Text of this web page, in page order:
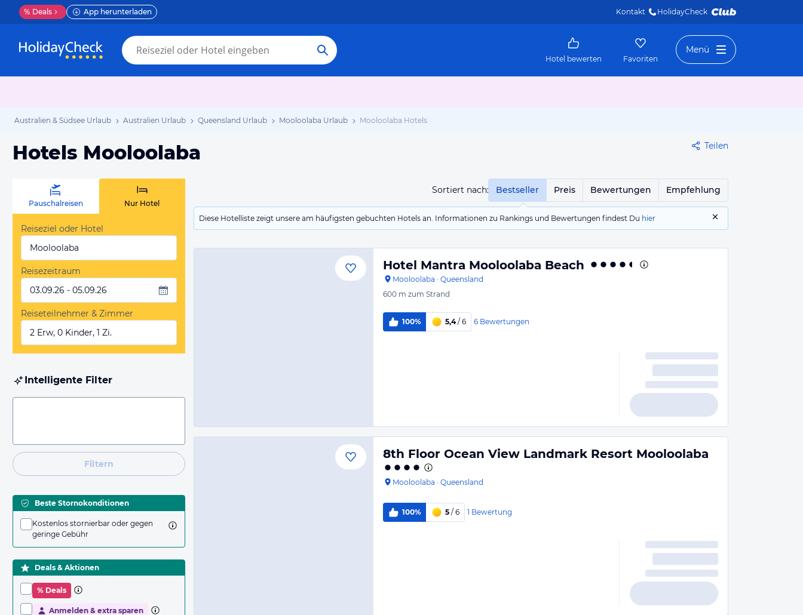
% Deals App herunterladen Kontakt HolidayCheck
Hotel bewerten Favoriten
Menü
Australien & Südsee Urlaub Australien Urlaub Queensland Urlaub Mooloolaba Urlaub Mooloolaba Hotels
Hotels Mooloolaba Teilen
Sortiert nach: Bestseller Preis Bewertungen Empfehlung
Diese Hotelliste zeigt unsere am häufigsten gebuchten Hotels an. Informationen zu Rankings und Bewertungen findest Du hier
Pauschalreisen Nur Hotel
Reiseziel oder Hotel
Mooloolaba
Reisezeitraum
03.09.26 - 05.09.26
Reiseteilnehmer & Zimmer
2 Erw, 0 Kinder, 1 Zi.
Intelligente Filter
Filtern
Beste Stornokonditionen
Kostenlos stornierbar oder gegen
geringe Gebühr
Deals & Aktionen
% Deals
Anmelden & extra sparen
Hotel Mantra Mooloolaba Beach
Mooloolaba · Queensland
600 m zum Strand
100% 5,4/ 6 6 Bewertungen
8th Floor Ocean View Landmark Resort Mooloolaba
Mooloolaba · Queensland
100% 5 / 6 1 Bewertung